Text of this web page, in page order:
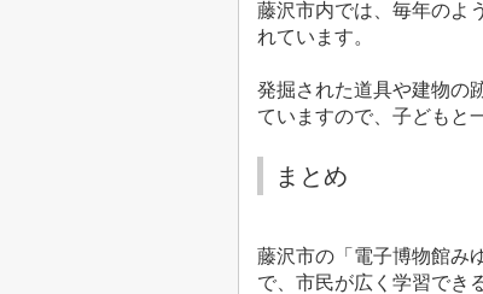
藤沢市内では、毎年のよ
れています。
発掘された道具や建物の
ていますので、子どもと
まとめ
藤沢市の「電子博物館み
で、市民が広く学習でき